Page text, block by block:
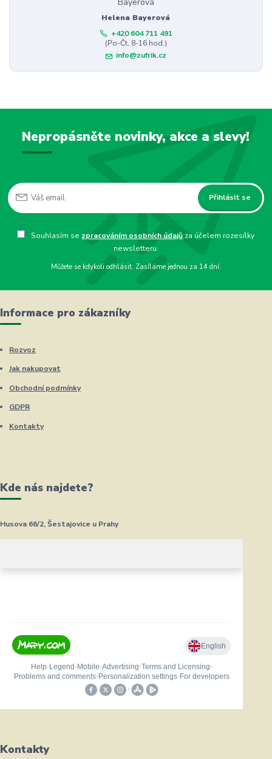
Helena Bayerová
+420 604 711 491
(Po-Čt, 8-16 hod.)
info@zufrik.cz
Nepropásněte novinky, akce a slevy!
Přihlásit se
Souhlasím se zpracováním osobních údajů za účelem rozesílky
newsletteru.
Můžete se kdykoli odhlásit. Zasíláme jednou za 14 dní.
Informace pro zákazníky
Rozvoz
Jak nakupovat
Obchodní podmínky
GDPR
Kontakty
Kde nás najdete?
Husova 66/2, Šestajovice u Prahy
Kontakty